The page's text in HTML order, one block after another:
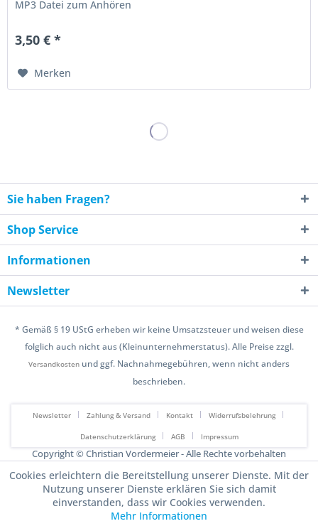
MP3 Datei zum Anhören
3,50 € *
Merken
Sie haben Fragen?
Shop Service
Informationen
Newsletter
* Gemäß § 19 UStG erheben wir keine Umsatzsteuer und weisen diese
folglich auch nicht aus (Kleinunternehmerstatus). Alle Preise zzgl.
Versandkosten und ggf. Nachnahmegebühren, wenn nicht anders
beschrieben.
Newsletter Zahlung & Versand Kontakt Widerrufsbelehrung
Datenschutzerklärung AGB Impressum
Copyright © Christian Vordermeier - Alle Rechte vorbehalten
Cookies erleichtern die Bereitstellung unserer Dienste. Mit der
Nutzung unserer Dienste erklären Sie sich damit
einverstanden, dass wir Cookies verwenden.
Mehr Informationen